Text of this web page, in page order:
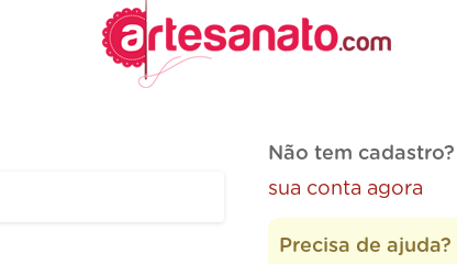
Não tem cadastro?
sua conta agora
Precisa de ajuda?